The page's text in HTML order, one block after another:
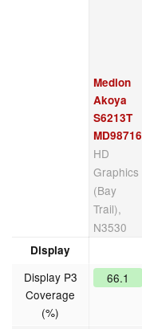
Medion
Akoya
S6213T
MD98716
HD
Graphics
(Bay
Trail),
N3530
Display
Display P3
Coverage
(%)
66.1